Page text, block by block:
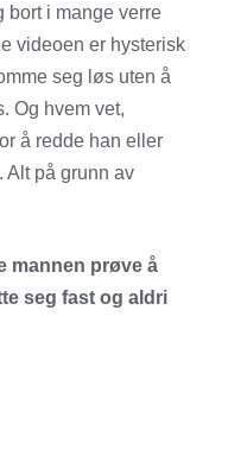
bort i mange verre
videoen er hysterisk
seg løs uten å
Og hvem vet,
å redde han eller
Alt på grunn av
mannen prøve å
seg fast og aldri